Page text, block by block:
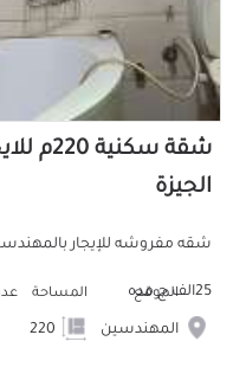
شقة
الجيزة
25الف ج مده الموقع
المهندسين
المساحة